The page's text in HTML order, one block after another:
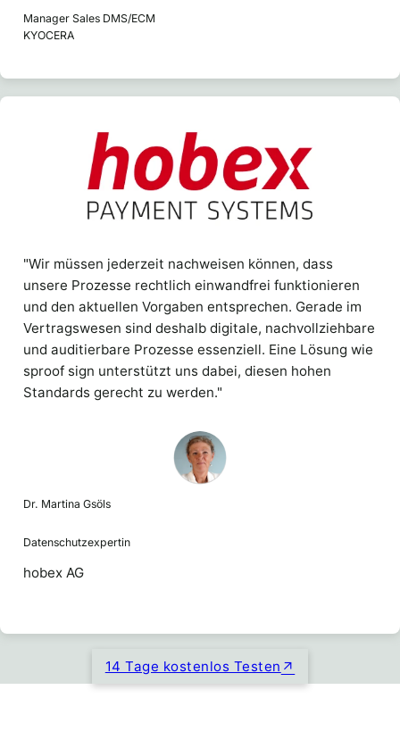
Manager Sales DMS/ECM
KYOCERA
"Wir müssen jederzeit nachweisen können, dass
unsere Prozesse rechtlich einwandfrei funktionieren
und den aktuellen Vorgaben entsprechen. Gerade im
Vertragswesen sind deshalb digitale, nachvollziehbare
und auditierbare Prozesse essenziell. Eine Lösung wie
sproof sign unterstützt uns dabei, diesen hohen
Standards gerecht zu werden."
Dr. Martina Gsöls
Datenschutzexpertin
hobex AG
14 Tage kostenlos Testen